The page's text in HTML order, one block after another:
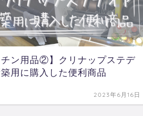
チン用品②】クリナップステデ
築用に購入した便利商品
2023年6月16日